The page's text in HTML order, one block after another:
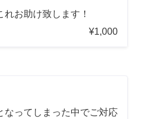
お助け致します！
¥1,000
なってしまった中でご対応